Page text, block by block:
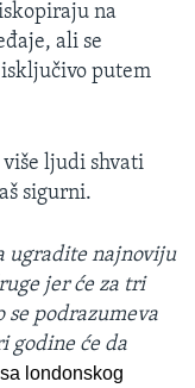
na
ali se
putem
više ljudi shvati
sigurni.
ugradite najnoviju
jer će za tri
se podrazumeva
godine će da
sa londonskog